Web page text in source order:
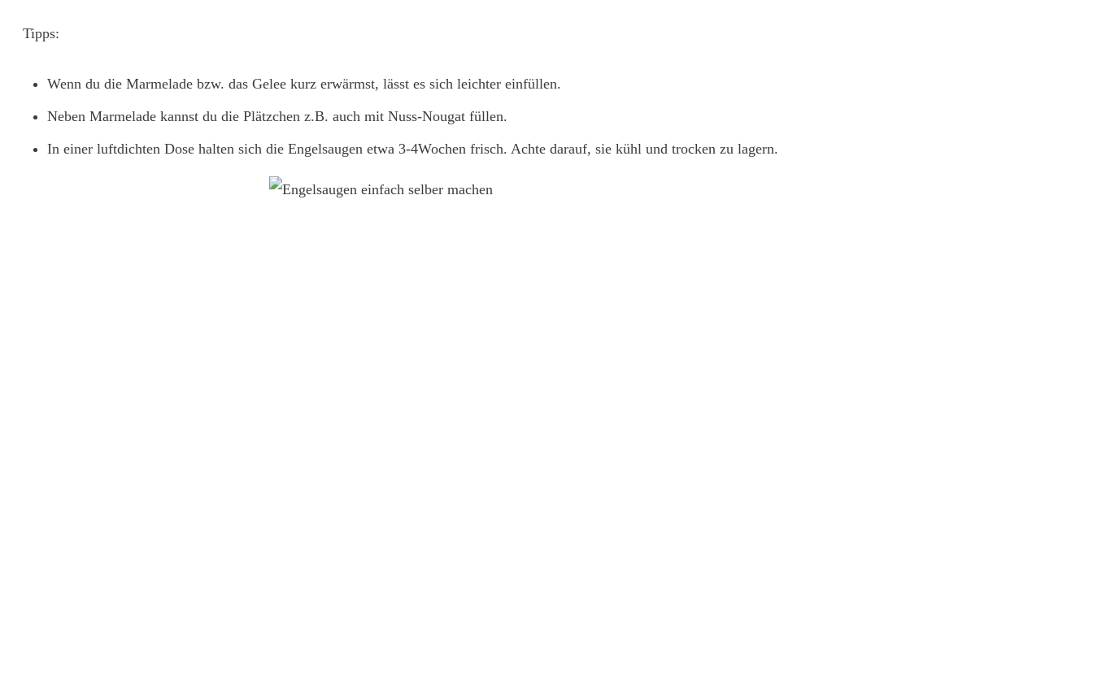
Tipps:
Wenn du die Marmelade bzw. das Gelee kurz erwärmst, lässt es sich leichter einfüllen.
Neben Marmelade kannst du die Plätzchen z.B. auch mit Nuss-Nougat füllen.
In einer luftdichten Dose halten sich die Engelsaugen etwa 3-4Wochen frisch. Achte darauf, sie kühl und trocken zu lagern.